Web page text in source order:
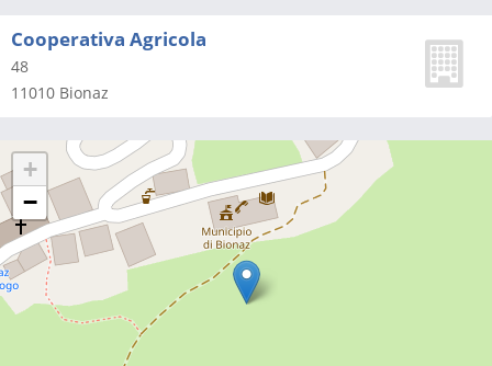
Cooperativa Agricola
48
11010 Bionaz
+
−